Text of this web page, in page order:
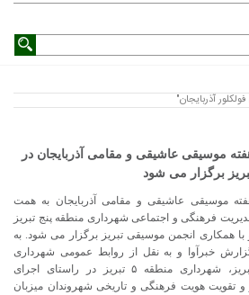
آذربایجان"
موسیقی عاشیقی و مقامی آذربایجان در
برگزار می شود
موسیقی عاشیقی و مقامی آذربایجان به همت
فرهنگی و اجتماعی شهرداری منطقه پنج تبریز
همکاری انجمن موسیقی تبریز برگزار می شود. به
خبرآوا و به نقل از روابط عمومی شهرداری
تبریز، شهرداری منطقه ۵ تبریز در راستای اجرای
هویت فرهنگی و تاریخی شهروندان میزبان